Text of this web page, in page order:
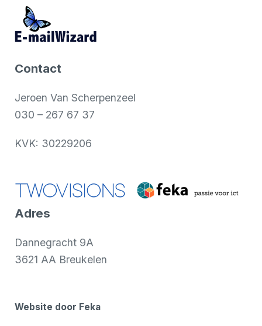
Contact
Jeroen Van Scherpenzeel
030 – 267 67 37
KVK: 30229206
Adres
Dannegracht 9A
3621 AA Breukelen
Website door Feka